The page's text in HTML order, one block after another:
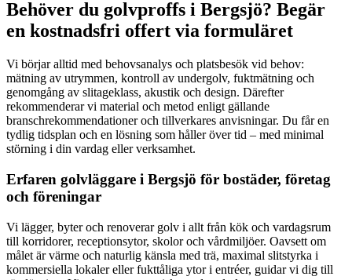
Behöver du golvproffs i Bergsjö? Begär
en kostnadsfri offert via formuläret
Vi börjar alltid med behovsanalys och platsbesök vid behov:
mätning av utrymmen, kontroll av undergolv, fuktmätning och
genomgång av slitageklass, akustik och design. Därefter
rekommenderar vi material och metod enligt gällande
branschrekommendationer och tillverkares anvisningar. Du får en
tydlig tidsplan och en lösning som håller över tid – med minimal
störning i din vardag eller verksamhet.
Erfaren golvläggare i Bergsjö för bostäder, företag
och föreningar
Vi lägger, byter och renoverar golv i allt från kök och vardagsrum
till korridorer, receptionsytor, skolor och vårdmiljöer. Oavsett om
målet är värme och naturlig känsla med trä, maximal slitstyrka i
kommersiella lokaler eller fukttåliga ytor i entréer, guidar vi dig till